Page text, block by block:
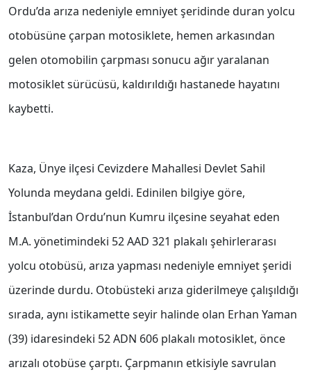
Ordu’da arıza nedeniyle emniyet şeridinde duran yolcu
otobüsüne çarpan motosiklete, hemen arkasından
gelen otomobilin çarpması sonucu ağır yaralanan
motosiklet sürücüsü, kaldırıldığı hastanede hayatını
kaybetti.
Kaza, Ünye ilçesi Cevizdere Mahallesi Devlet Sahil
Yolunda meydana geldi. Edinilen bilgiye göre,
İstanbul’dan Ordu’nun Kumru ilçesine seyahat eden
M.A. yönetimindeki 52 AAD 321 plakalı şehirlerarası
yolcu otobüsü, arıza yapması nedeniyle emniyet şeridi
üzerinde durdu. Otobüsteki arıza giderilmeye çalışıldığı
sırada, aynı istikamette seyir halinde olan Erhan Yaman
(39) idaresindeki 52 ADN 606 plakalı motosiklet, önce
arızalı otobüse çarptı. Çarpmanın etkisiyle savrulan